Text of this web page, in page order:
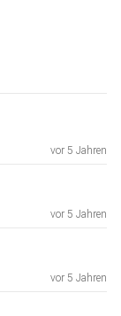
vor 5 Jahren
vor 5 Jahren
vor 5 Jahren